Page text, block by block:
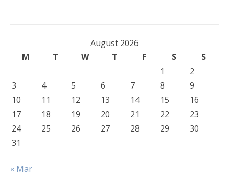
August 2026
M
T W T F S
S
1
2
3
4 5 6 7 8
9
10
11 12 13 14 15
16
17
18 19 20 21 22
23
24
25 26 27 28 29
30
31
« Mar